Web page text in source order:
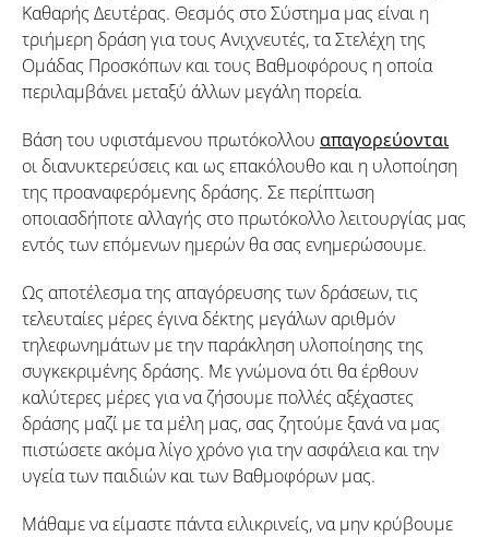
Καθαρής Δευτέρας. Θεσμός στο Σύστημα μας είναι η
τριήμερη δράση για τους Ανιχνευτές, τα Στελέχη της
Ομάδας Προσκόπων και τους Βαθμοφόρους η οποία
περιλαμβάνει μεταξύ άλλων μεγάλη πορεία.
Βάση του υφιστάμενου πρωτόκολλου απαγορεύονται
οι διανυκτερεύσεις και ως επακόλουθο και η υλοποίηση
της προαναφερόμενης δράσης. Σε περίπτωση
οποιασδήποτε αλλαγής στο πρωτόκολλο λειτουργίας μας
εντός των επόμενων ημερών θα σας ενημερώσουμε.
Ως αποτέλεσμα της απαγόρευσης των δράσεων, τις
τελευταίες μέρες έγινα δέκτης μεγάλων αριθμόν
τηλεφωνημάτων με την παράκληση υλοποίησης της
συγκεκριμένης δράσης. Με γνώμονα ότι θα έρθουν
καλύτερες μέρες για να ζήσουμε πολλές αξέχαστες
δράσης μαζί με τα μέλη μας, σας ζητούμε ξανά να μας
πιστώσετε ακόμα λίγο χρόνο για την ασφάλεια και την
υγεία των παιδιών και των Βαθμοφόρων μας.
Μάθαμε να είμαστε πάντα ειλικρινείς, να μην κρύβουμε